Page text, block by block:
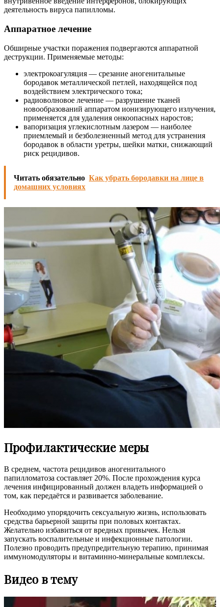
деятельность вируса папилломы.
Аппаратное лечение
Обширные участки поражения подвергаются аппаратной
деструкции. Применяемые методы:
электрокоагуляция — срезание аногенитальные
бородавок металлической петлей, находящейся под
воздействием электрического тока;
радиоволновое лечение — разрушение тканей
новообразований аппаратом ионизирующего излучения,
применяется для удаления онкоопасных наростов;
вапоризация углекислотным лазером — наиболее
приемлемый и безболезненный метод для устранения
бородавок в области уретры, шейки матки, снижающий
риск рецидивов.
Читать обязательно Как убрать бородавки на лице в
домашних условиях
Профилактические меры
В среднем, частота рецидивов аногенитального
папилломатоза составляет 20%. После прохождения курса
лечения инфицированный должен владеть информацией о
том, как передаётся и развивается заболевание.
Необходимо упорядочить сексуальную жизнь, использовать
средства барьерной защиты при половых контактах.
Желательно избавиться от вредных привычек. Нельзя
запускать воспалительные и инфекционные патологии.
Полезно проводить предупредительную терапию, принимая
иммуномодуляторы и витаминно-минеральные комплексы.
Видео в тему